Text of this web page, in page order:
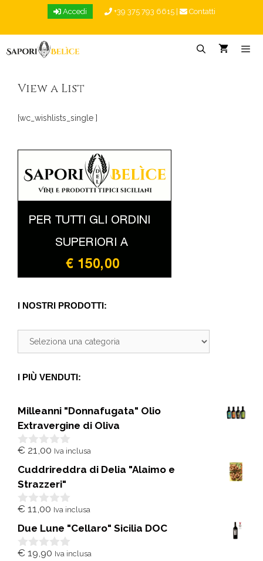
Accedi +39 375 793 6615 Contatti
View a List
[wc_wishlists_single ]
I NOSTRI PRODOTTI:
I PIÙ VENDUTI:
Milleanni "Donnafugata" Olio
Extravergine di Oliva
0
u
5
€ 21,00 Iva inclusa
Cuddrireddra di Delia "Alaimo e
Strazzeri"
0
u
5
€ 11,00 Iva inclusa
Due Lune "Cellaro" Sicilia DOC
0
€ 19,90 Iva inclusa